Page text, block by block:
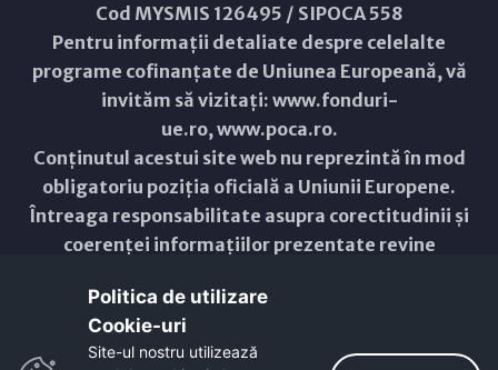
Cod MYSMIS 126495 / SIPOCA 558
Pentru informații detaliate despre celelalte
programe cofinanțate de Uniunea Europeană, vă
invităm să vizitați: www.fonduri-
ue.ro, www.poca.ro.
Conținutul acestui site web nu reprezintă în mod
obligatoriu poziția oficială a Uniunii Europene.
Întreaga responsabilitate asupra corectitudinii și
coerenței informațiilor prezentate revine
Copyright © 2021 - 2026 -
Politica de utilizare
Cookie-uri‎
Site-ul nostru utilizează